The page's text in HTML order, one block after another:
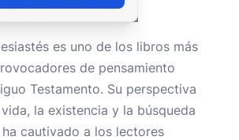
es uno de los libros más
de pensamiento
Testamento. Su perspectiva
la existencia y la búsqueda
cautivado a los lectores